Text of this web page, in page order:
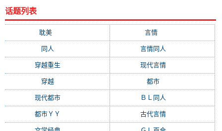
话题列表
耽美 言情
同人 言情同人
穿越重生 现代言情(6218)
穿越(4547) 都市(4380)
现代都市(3471) ＢＬ同人
都市ＹＹ 古代言情(2004)